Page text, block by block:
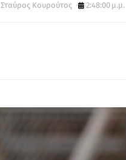
Σταύρος Κουρούτος 2:48:00 μ.μ.